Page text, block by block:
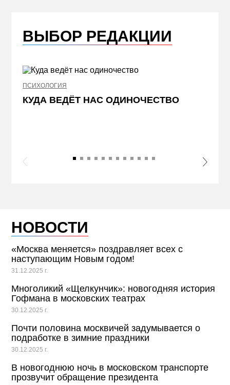
ВЫБОР РЕДАКЦИИ
ПСИХОЛОГИЯ
КУДА ВЕДЁТ НАС ОДИНОЧЕСТВО
Slide
Next
НОВОСТИ
«Москва меняется» поздравляет всех с
наступающим Новым годом!
31.12.2025 г.
Многоликий «Щелкунчик»: новогодняя история
Гофмана в московских театрах
30.12.2025 г.
Почти половина москвичей задумывается о
подработке в зимние праздники
30.12.2025 г.
В новогоднюю ночь в московском транспорте
прозвучит обращение президента